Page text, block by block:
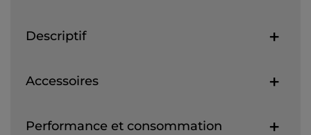
Descriptif
Accessoires
Performance et consommation